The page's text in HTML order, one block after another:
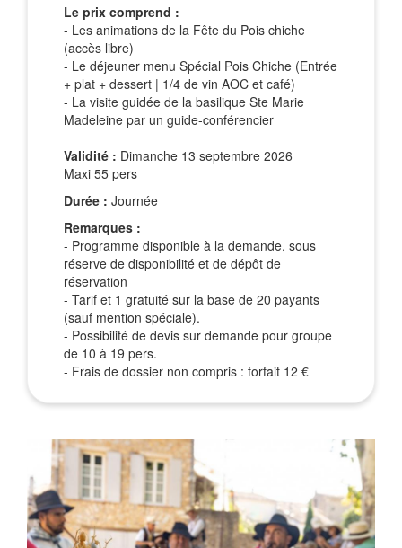
Le prix comprend :
- Les animations de la Fête du Pois chiche
(accès libre)
- Le déjeuner menu Spécial Pois Chiche (Entrée
+ plat + dessert | 1/4 de vin AOC et café)
- La visite guidée de la basilique Ste Marie
Madeleine par un guide-conférencier
Validité : Dimanche 13 septembre 2026
Maxi 55 pers
Durée : Journée
Remarques :
- Programme disponible à la demande, sous
réserve de disponibilité et de dépôt de
réservation
- Tarif et 1 gratuité sur la base de 20 payants
(sauf mention spéciale).
- Possibilité de devis sur demande pour groupe
de 10 à 19 pers.
- Frais de dossier non compris : forfait 12 €